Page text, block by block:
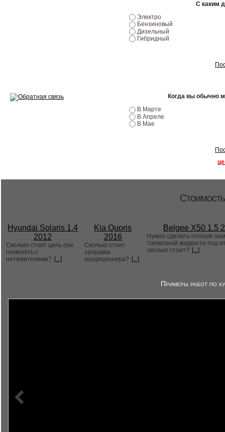
С каким
Электро
Бензиновый
Дизельный
Гибридный
Когда вы обычно
В Марте
В Апреле
В Мае
Hyundai Solaris 1.4
2012
Сколько стоит цепь грм
поменять с
нятяжителями? [...]
Kia Quoris
2016
Сколько стоит
заправка
кондиционера? [...]
Belgee X50 1.5
Нужно сделать полную
тормозной жидкости под
сколько стоит? [...]
Примеры работ по